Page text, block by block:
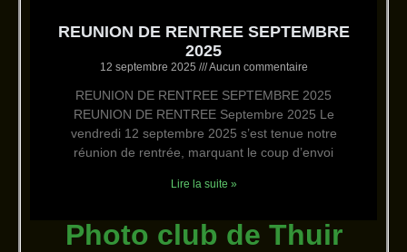
REUNION DE RENTREE SEPTEMBRE
2025
12 septembre 2025 Aucun commentaire
REUNION DE RENTREE SEPTEMBRE 2025
REUNION DE RENTREE Septembre 2025 Le
vendredi 12 septembre 2025 s’est tenue notre
réunion de rentrée, marquant le coup d’envoi
Lire la suite »
Photo club de Thuir